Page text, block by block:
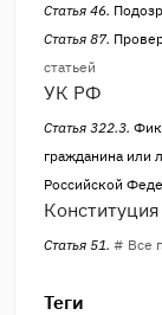
Статья 46.
Статья 87.
статьей
УК РФ
Статья 322.3.
гражданина или
Российской
Статья 51. # Все
Теги